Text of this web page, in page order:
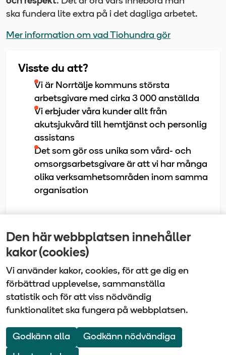
Den här webbplatsen innehåller
kakor (cookies)
Vi använder kakor, cookies, för att ge dig en
förbättrad upplevelse, sammanställa
statistik och för att viss nödvändig
funktionalitet ska fungera på webbplatsen.
Godkänn alla Godkänn nödvändiga
ska fundera lite extra på i det dagliga arbetet.
Mer information om vad Tiohundra gör
Visste du att?
Vi är Norrtälje kommuns största
arbetsgivare med cirka 3 000 anställda
Vi erbjuder våra kunder allt från
akutsjukvård till hemtjänst och personlig
assistans
Det som gör oss unika som vård- och
omsorgsarbetsgivare är att vi har många
olika verksamhetsområden inom samma
organisation
Senast uppdaterad
Vårdbolaget Tiohundra | Box 905 | 761 29 Norrtälje
| Tel: 0176-10 100
Om webbplatsenWebbkarta